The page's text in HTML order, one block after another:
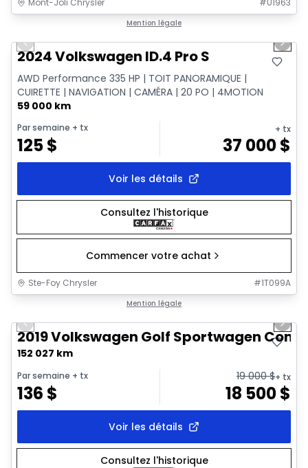
Mention légale
Previous slide Next
2024 Volkswagen ID.4 Pro S
AWD Performance 335 HP | TOIT PANORAMIQUE |
CUIRETTE | NAVIGATION | CAMÉRA | 20 PO | 4MOTION
59 000 km
Par semaine + tx
125$
+ tx
37 000$
Voir les détails
Consultez l'historique
Commencer votre achat
Ste-Foy Chrysler #1T099A
Mention légale
Previous slide Next
2019 Volkswagen Golf Sportwagen
152 027 km
Par semaine + tx
136 $
19 000$+ tx
18 500$
Voir les détails
Consultez l'historique